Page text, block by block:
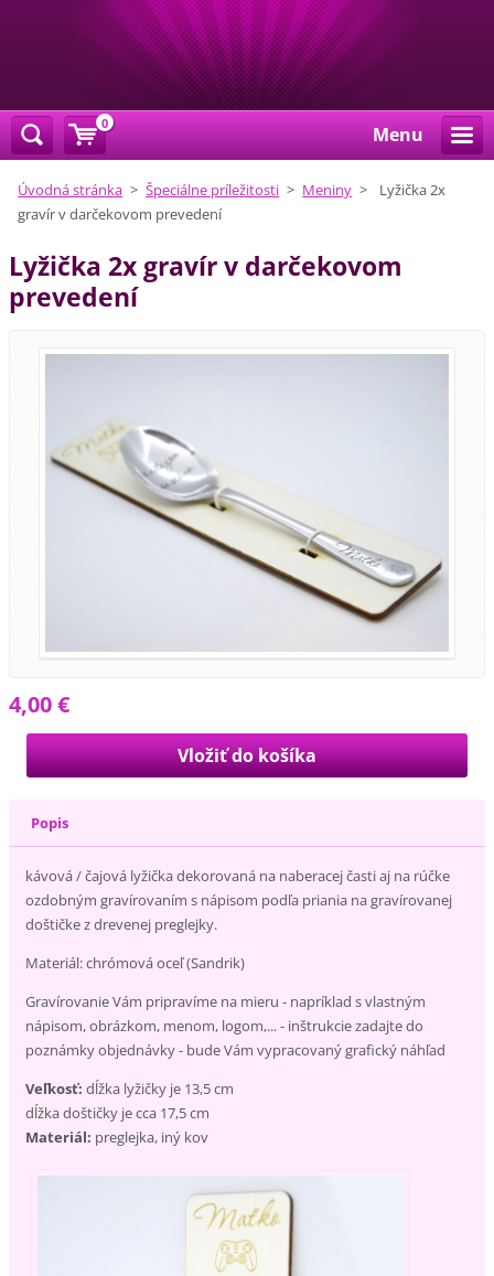
Menu
Úvodná stránka > Špeciálne príležitosti > Meniny >
Lyžička 2x
gravír v darčekovom prevedení
Lyžička 2x gravír v darčekovom
prevedení
4,00 €
Popis
kávová / čajová lyžička dekorovaná na naberacej časti aj na rúčke
ozdobným gravírovaním s nápisom podľa priania na gravírovanej
doštičke z drevenej preglejky.
Materiál: chrómová oceľ (Sandrik)
Gravírovanie Vám pripravíme na mieru - napríklad s vlastným
nápisom, obrázkom, menom, logom,... - inštrukcie zadajte do
poznámky objednávky - bude Vám vypracovaný grafický náhľad
Veľkosť:dĺžka lyžičky je 13,5 cm
dĺžka doštičky je cca 17,5 cm
Materiál: preglejka, iný kov
0